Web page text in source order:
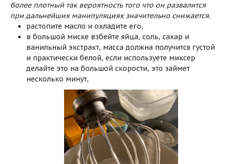
более плотный так вероятность того что он развалится
при дальнейших манипуляциях значительно снижается.
растопите масло и охладите его,
в большой миске взбейте яйца, соль, сахар и
ванильный экстракт, масса должна получится густой
и практически белой, если используете миксер
делайте это на большой скорости, это займет
несколько минут,